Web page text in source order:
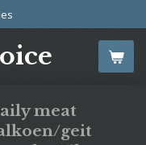
meat
geit